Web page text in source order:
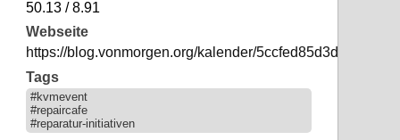
50.13 / 8.91
Webseite
https://blog.vonmorgen.org/kalender/
Tags
#kvmevent
#repaircafe
#reparatur-initiativen